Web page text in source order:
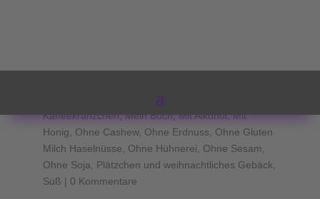
Pfeffer-Lebkuchen
Meine - freie - Naschzeit
Kaffeekränzchen,Mein Buch,Mit Alkohol,Mit
Honig
Ohne Cashew, Ohne Erdnuss
Ohne Gluten
Milch Haselnüsse
Ohne Hühnerei Ohne Sesam
Ohne Soja
Plätzchen und weihnachtliches Gebäck
Süß | 0 Kommentare